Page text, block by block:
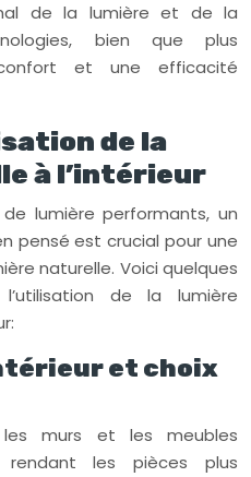
de la lumière et de la
bien que plus
et une efficacité
de la
à l’intérieur
lumière performants, un
pensé est crucial pour une
naturelle. Voici quelques
de la lumière
et choix
murs et les meubles
rendant les pièces plus